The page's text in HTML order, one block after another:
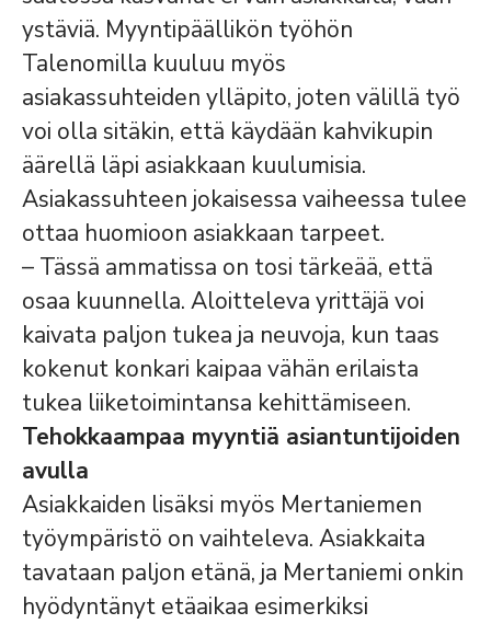
ystäviä. Myyntipäällikön työhön
Talenomilla kuuluu myös
asiakassuhteiden ylläpito, joten välillä työ
voi olla sitäkin, että käydään kahvikupin
äärellä läpi asiakkaan kuulumisia.
Asiakassuhteen jokaisessa vaiheessa tulee
ottaa huomioon asiakkaan tarpeet.
– Tässä ammatissa on tosi tärkeää, että
osaa kuunnella. Aloitteleva yrittäjä voi
kaivata paljon tukea ja neuvoja, kun taas
kokenut konkari kaipaa vähän erilaista
tukea liiketoimintansa kehittämiseen.
Tehokkaampaa myyntiä asiantuntijoiden
avulla
Asiakkaiden lisäksi myös Mertaniemen
työympäristö on vaihteleva. Asiakkaita
tavataan paljon etänä, ja Mertaniemi onkin
hyödyntänyt etäaikaa esimerkiksi